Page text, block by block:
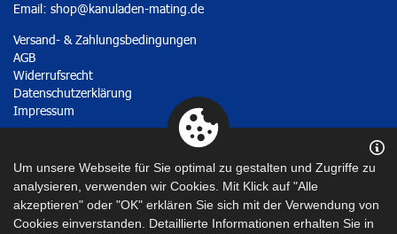
Email: shop@kanuladen-mating.de
Versand- & Zahlungsbedingungen
AGB
Widerrufsrecht
Datenschutzerklärung
Impressum
Um unsere Webseite für Sie optimal zu gestalten und Zugriffe zu
analysieren, verwenden wir Cookies. Mit Klick auf "Alle
akzeptieren" oder "OK" erklären Sie sich mit der Verwendung von
Cookies einverstanden. Detaillierte Informationen erhalten Sie in